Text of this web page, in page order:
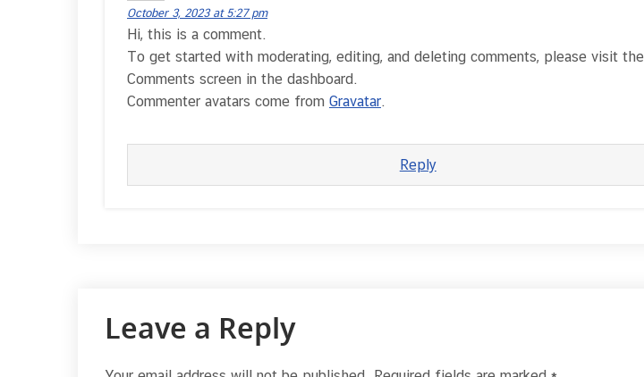
October 3, 2023 at 5:27 pm
Hi, this is a comment.
To get started with moderating, editing, and deleting comments, please visit the
Comments screen in the dashboard.
Commenter avatars come from Gravatar.
Reply
Leave a Reply